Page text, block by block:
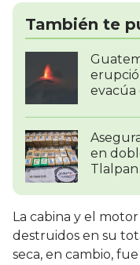
También te
evacúa
en
Tlalpan
La cabina y el
destruidos en su
seca, en cambio,